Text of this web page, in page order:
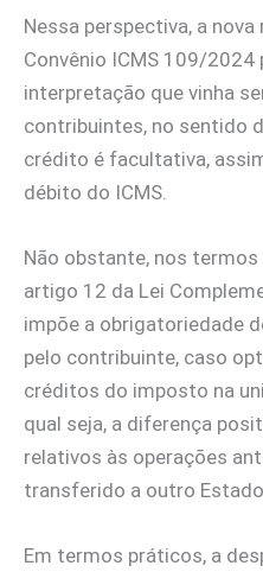
Nessa perspectiva, a
Convênio ICMS 109/2024
interpretação que vinha
contribuintes, no sentido
crédito é facultativa,
débito do ICMS.
Não obstante, nos
artigo 12 da Lei
impõe a obrigatoriedade
pelo contribuinte, caso
créditos do imposto na
qual seja, a diferença
relativos às operações
transferido a outro
Em termos práticos, a